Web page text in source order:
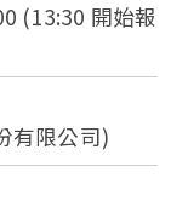
(13:30 開始報
有限公司)